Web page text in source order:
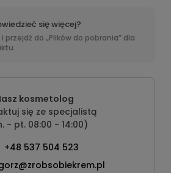
się więcej?
przejdź do „Plików do pobrania” dla
kosmetolog
się ze specjalistą
- pt. 08:00 - 14:00)
+48 537 504 523